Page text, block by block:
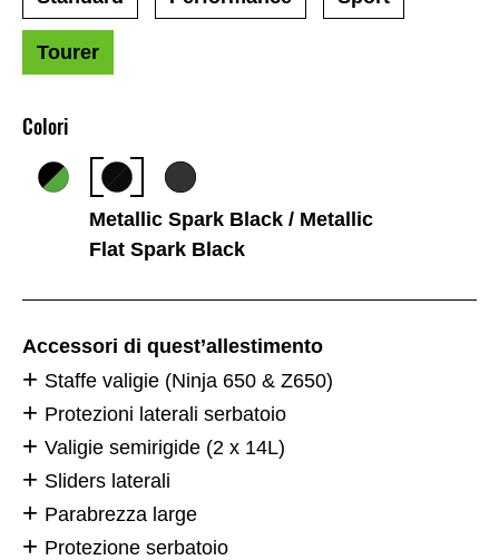
Colori
Metallic Spark Black / Metallic
Flat Spark Black
Tourer
Accessori di quest’allestimento
Staffe valigie (Ninja 650 & Z650)
Protezioni laterali serbatoio
Valigie semirigide (2 x 14L)
Sliders laterali
Parabrezza large
Protezione serbatoio